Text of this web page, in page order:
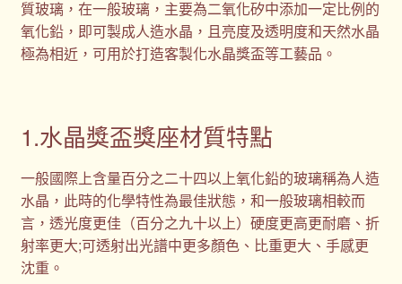
質玻璃，在一般玻璃，主要為二氧化矽中添加一定比例的
氧化鉛，即可製成人造水晶，且亮度及透明度和天然水晶
極為相近，可用於打造客製化水晶獎盃等工藝品。
1.水晶獎盃獎座材質特點
一般國際上含量百分之二十四以上氧化鉛的玻璃稱為人造
水晶，此時的化學特性為最佳狀態，和一般玻璃相較而
言，透光度更佳（百分之九十以上）硬度更高更耐磨、折
射率更大;可透射出光譜中更多顏色、比重更大、手感更
沈重。